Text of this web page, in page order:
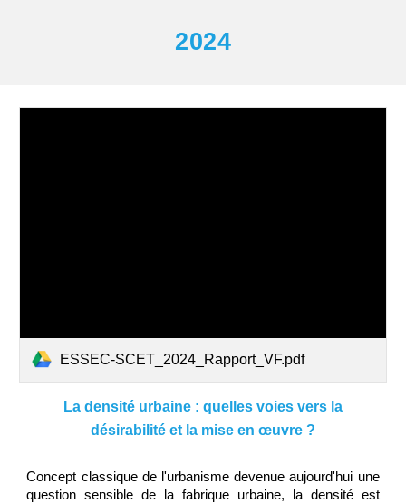
2024
ESSEC-SCET_2024_Rapport_VF.pdf
La densité urbaine : quelles voies vers la
désirabilité et la mise en œuvre ?
Concept classique de l'urbanisme devenue aujourd'hui une
question sensible de la fabrique urbaine, la densité est